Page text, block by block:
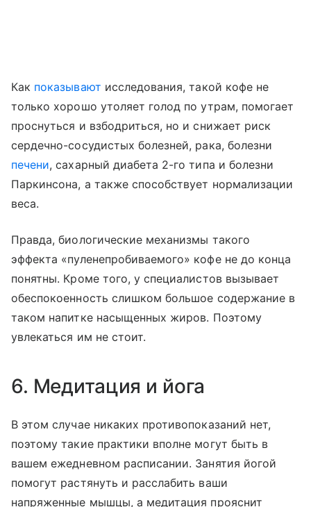
Как показывают исследования, такой кофе не
только хорошо утоляет голод по утрам, помогает
проснуться и взбодриться, но и снижает риск
сердечно-сосудистых болезней, рака, болезни
печени, сахарный диабета 2-го типа и болезни
Паркинсона, а также способствует нормализации
веса.
Правда, биологические механизмы такого
эффекта «пуленепробиваемого» кофе не до конца
понятны. Кроме того, у специалистов вызывает
обеспокоенность слишком большое содержание в
таком напитке насыщенных жиров. Поэтому
увлекаться им не стоит.
6. Медитация и йога
В этом случае никаких противопоказаний нет,
поэтому такие практики вполне могут быть в
вашем ежедневном расписании. Занятия йогой
помогут растянуть и расслабить ваши
напряженные мышцы, а медитация прояснит